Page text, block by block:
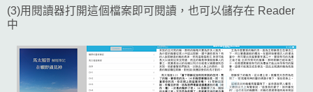
(3)用閱讀器打開這個檔案即可閱讀，也可以儲存在 Reader
中